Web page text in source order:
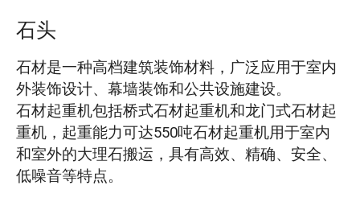
石头
石材是一种高档建筑装饰材料，广泛应用于室内
外装饰设计、幕墙装饰和公共设施建设。
石材起重机包括桥式石材起重机和龙门式石材起
重机，起重能力可达550吨石材起重机用于室内
和室外的大理石搬运，具有高效、精确、安全、
低噪音等特点。